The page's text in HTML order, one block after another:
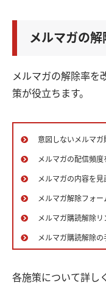
メルマガの解
メルマガの解除率を
策が役立ちます。
意図しないメルマガ
メルマガの配信頻度
メルマガの内容を見
メルマガ解除フォ
メルマガ購読解除
メルマガ購読解除の
各施策について詳し